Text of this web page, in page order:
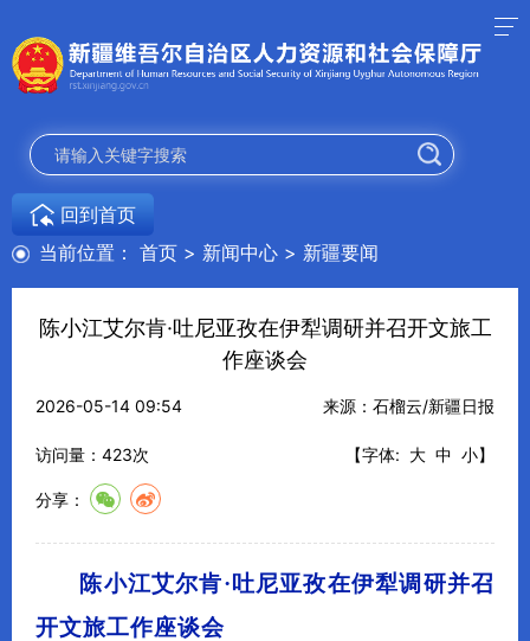
当前位置： 首页 > 新闻中心 > 新疆要闻
回到首页
陈小江艾尔肯·吐尼亚孜在伊犁调研并召开文旅工
作座谈会
2026-05-14 09:54 来源：石榴云/新疆日报
访问量： 423次 【字体: 大 中 小】
分享：
陈小江艾尔肯·吐尼亚孜在伊犁调研并召
开文旅工作座谈会